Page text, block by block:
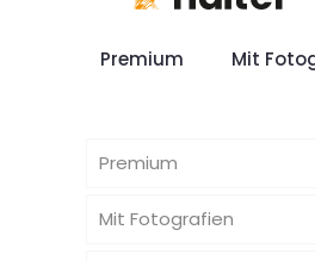
Premium Mit
Premium
Mit Fotografien